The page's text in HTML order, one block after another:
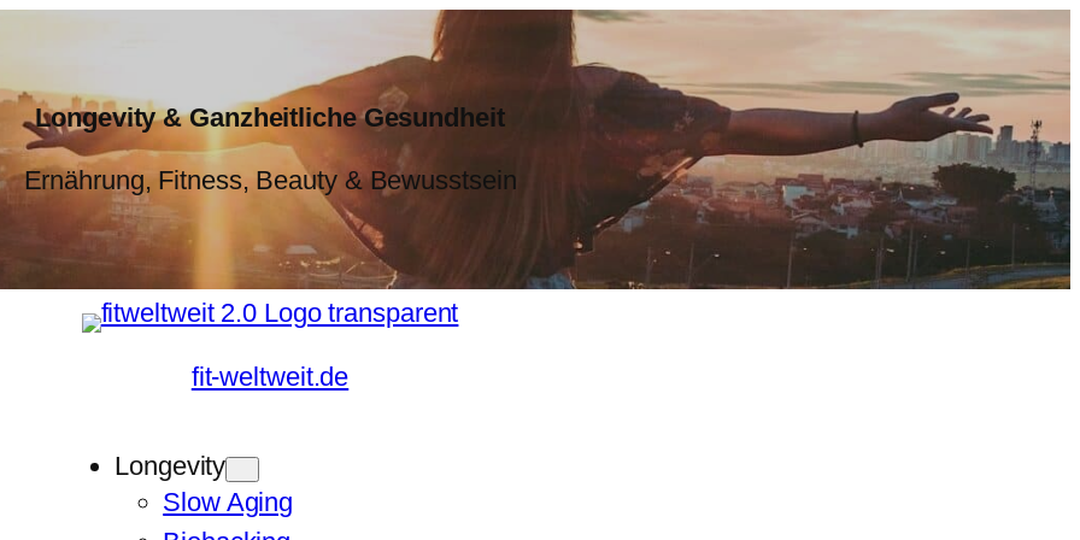
Longevity & Ganzheitliche Gesundheit
Ernährung, Fitness, Beauty & Bewusstsein
fit-weltweit.de
Longevity
Slow Aging